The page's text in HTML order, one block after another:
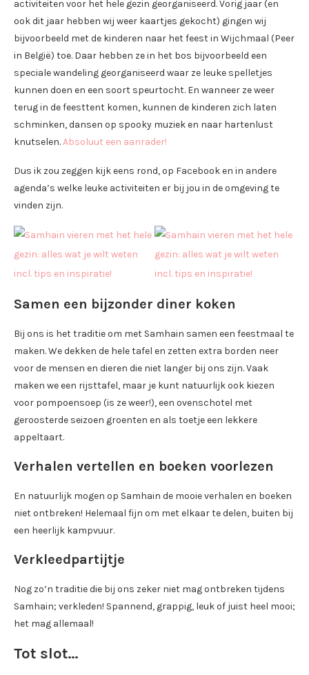
activiteiten voor het hele gezin georganiseerd. Vorig jaar (en
ook dit jaar hebben wij weer kaartjes gekocht) gingen wij
bijvoorbeeld met de kinderen naar het feest in Wijchmaal (Peer
in België) toe. Daar hebben ze in het bos bijvoorbeeld een
speciale wandeling georganiseerd waar ze leuke spelletjes
kunnen doen en een soort speurtocht. En wanneer ze weer
terug in de feesttent komen, kunnen de kinderen zich laten
schminken, dansen op spooky muziek en naar hartenlust
knutselen.Absoluut een aanrader!
Dus ik zou zeggen kijk eens rond, op Facebook en in andere
agenda’s welke leuke activiteiten er bij jou in de omgeving te
vinden zijn.
Samen een bijzonder diner koken
Bij ons is het traditie om met Samhain samen een feestmaal te
maken. We dekken de hele tafel en zetten extra borden neer
voor de mensen en dieren die niet langer bij ons zijn. Vaak
maken we een rijsttafel, maar je kunt natuurlijk ook kiezen
voor pompoensoep (is ze weer!), een ovenschotel met
geroosterde seizoen groenten en als toetje een lekkere
appeltaart.
Verhalen vertellen en boeken voorlezen
En natuurlijk mogen op Samhain de mooie verhalen en boeken
niet ontbreken! Helemaal fijn om met elkaar te delen, buiten bij
een heerlijk kampvuur.
Verkleedpartijtje
Nog zo’n traditie die bij ons zeker niet mag ontbreken tijdens
Samhain; verkleden! Spannend, grappig, leuk of juist heel mooi;
het mag allemaal!
Tot slot…